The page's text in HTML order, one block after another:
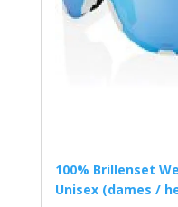
100% Brillenset Westcraft HiPER 2023 bril,
Unisex (dames /